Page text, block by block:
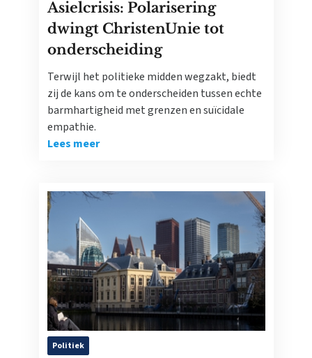
Asielcrisis: Polarisering
dwingt ChristenUnie tot
onderscheiding
Terwijl het politieke midden wegzakt, biedt
zij de kans om te onderscheiden tussen echte
barmhartigheid met grenzen en suïcidale
empathie.
Lees meer
Politiek